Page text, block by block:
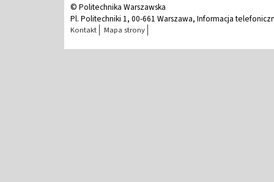
© Politechnika Warszawska
Pl. Politechniki 1, 00-661 Warszawa, Informacja
Kontakt Mapa strony